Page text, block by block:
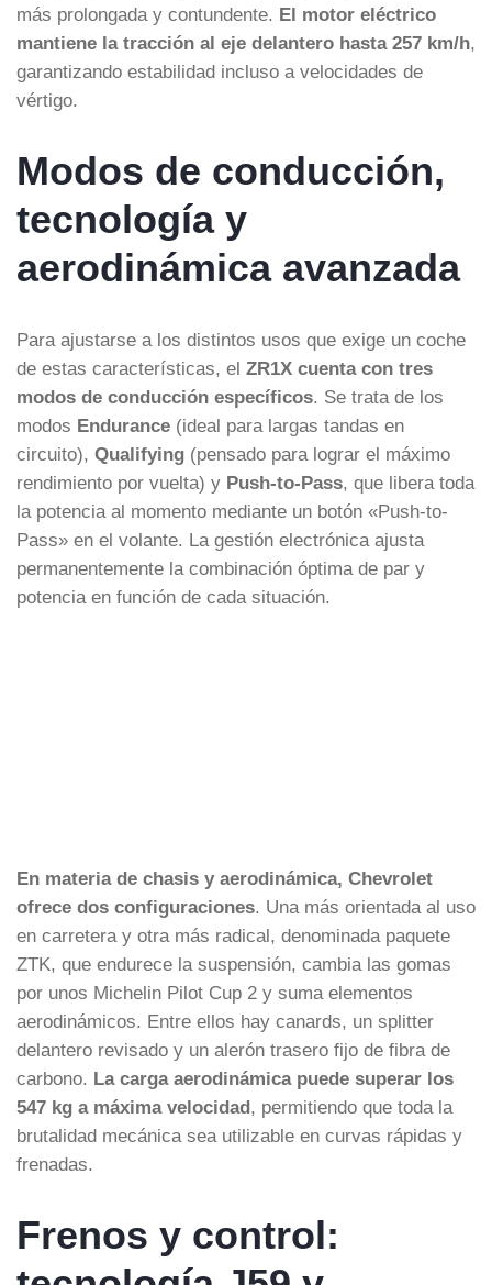
más prolongada y contundente. El motor eléctrico
mantiene la tracción al eje delantero hasta 257 km/h,
garantizando estabilidad incluso a velocidades de
vértigo.
Modos de conducción,
tecnología y
aerodinámica avanzada
Para ajustarse a los distintos usos que exige un coche
de estas características, el ZR1X cuenta con tres
modos de conducción específicos. Se trata de los
modos Endurance (ideal para largas tandas en
circuito), Qualifying (pensado para lograr el máximo
rendimiento por vuelta) y Push-to-Pass, que libera toda
la potencia al momento mediante un botón «Push-to-
Pass» en el volante. La gestión electrónica ajusta
permanentemente la combinación óptima de par y
potencia en función de cada situación.
En materia de chasis y aerodinámica, Chevrolet
ofrece dos configuraciones. Una más orientada al uso
en carretera y otra más radical, denominada paquete
ZTK, que endurece la suspensión, cambia las gomas
por unos Michelin Pilot Cup 2 y suma elementos
aerodinámicos. Entre ellos hay canards, un splitter
delantero revisado y un alerón trasero fijo de fibra de
carbono. La carga aerodinámica puede superar los
547 kg a máxima velocidad, permitiendo que toda la
brutalidad mecánica sea utilizable en curvas rápidas y
frenadas.
Frenos y control: